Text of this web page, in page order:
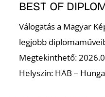
BEST OF
Válogatás a Magyar
legjobb
Megtekinthető:
Helyszín: HAB –